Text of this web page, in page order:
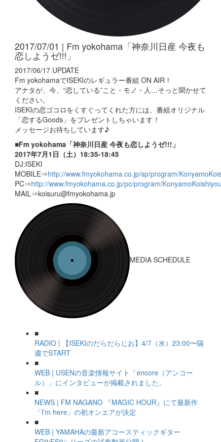
2017/07/01 | Fm yokohama「神奈川日産 今夜も
恋しようゼ!!!」
2017/06/17 UPDATE
Fm yokohamaでISEKIのレギュラー番組 ON AIR！
アナタが、今、“恋している”こと・モノ・人…そっと聞かせて
ください。
ISEKIの恋ゴコロをくすぐってくれた方には、番組オリジナル
「恋するGoods」をプレゼントしちゃいます！
メッセージお待ちしています♪
■Fm yokohama「神奈川日産 今夜も恋しようゼ!!!」
2017年7月1日（土）18:35-18:45
DJ:ISEKI
MOBILE⇒http://www.fmyokohama.co.jp/sp/program/
PC⇒http://www.fmyokohama.co.jp/pc/program/
MAIL⇒koisuru@fmyokohama.jp
MEDIA SCHEDULE
■
RADIO | 【ISEKIのだらだらじお】4/7（水）23:00〜隔
週でSTART
■
WEB | USENの音楽情報サイト「encore（アンコー
ル）」にインタビューが掲載されました。
■
NEWS | FM NAGANO 『MAGIC HOUR』にて最新作
「I’m here」の初オンエアが決定
■
WEB | YAMAHAの最新アコースティックギター